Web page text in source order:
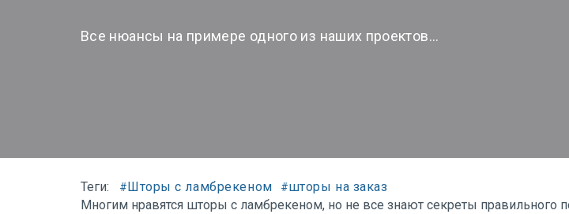
Все нюансы на примере одного из наших проектов...
Теги: #Шторы с ламбрекеном #шторы на заказ
Многим нравятся шторы с ламбрекеном, но не все знают секреты правильного